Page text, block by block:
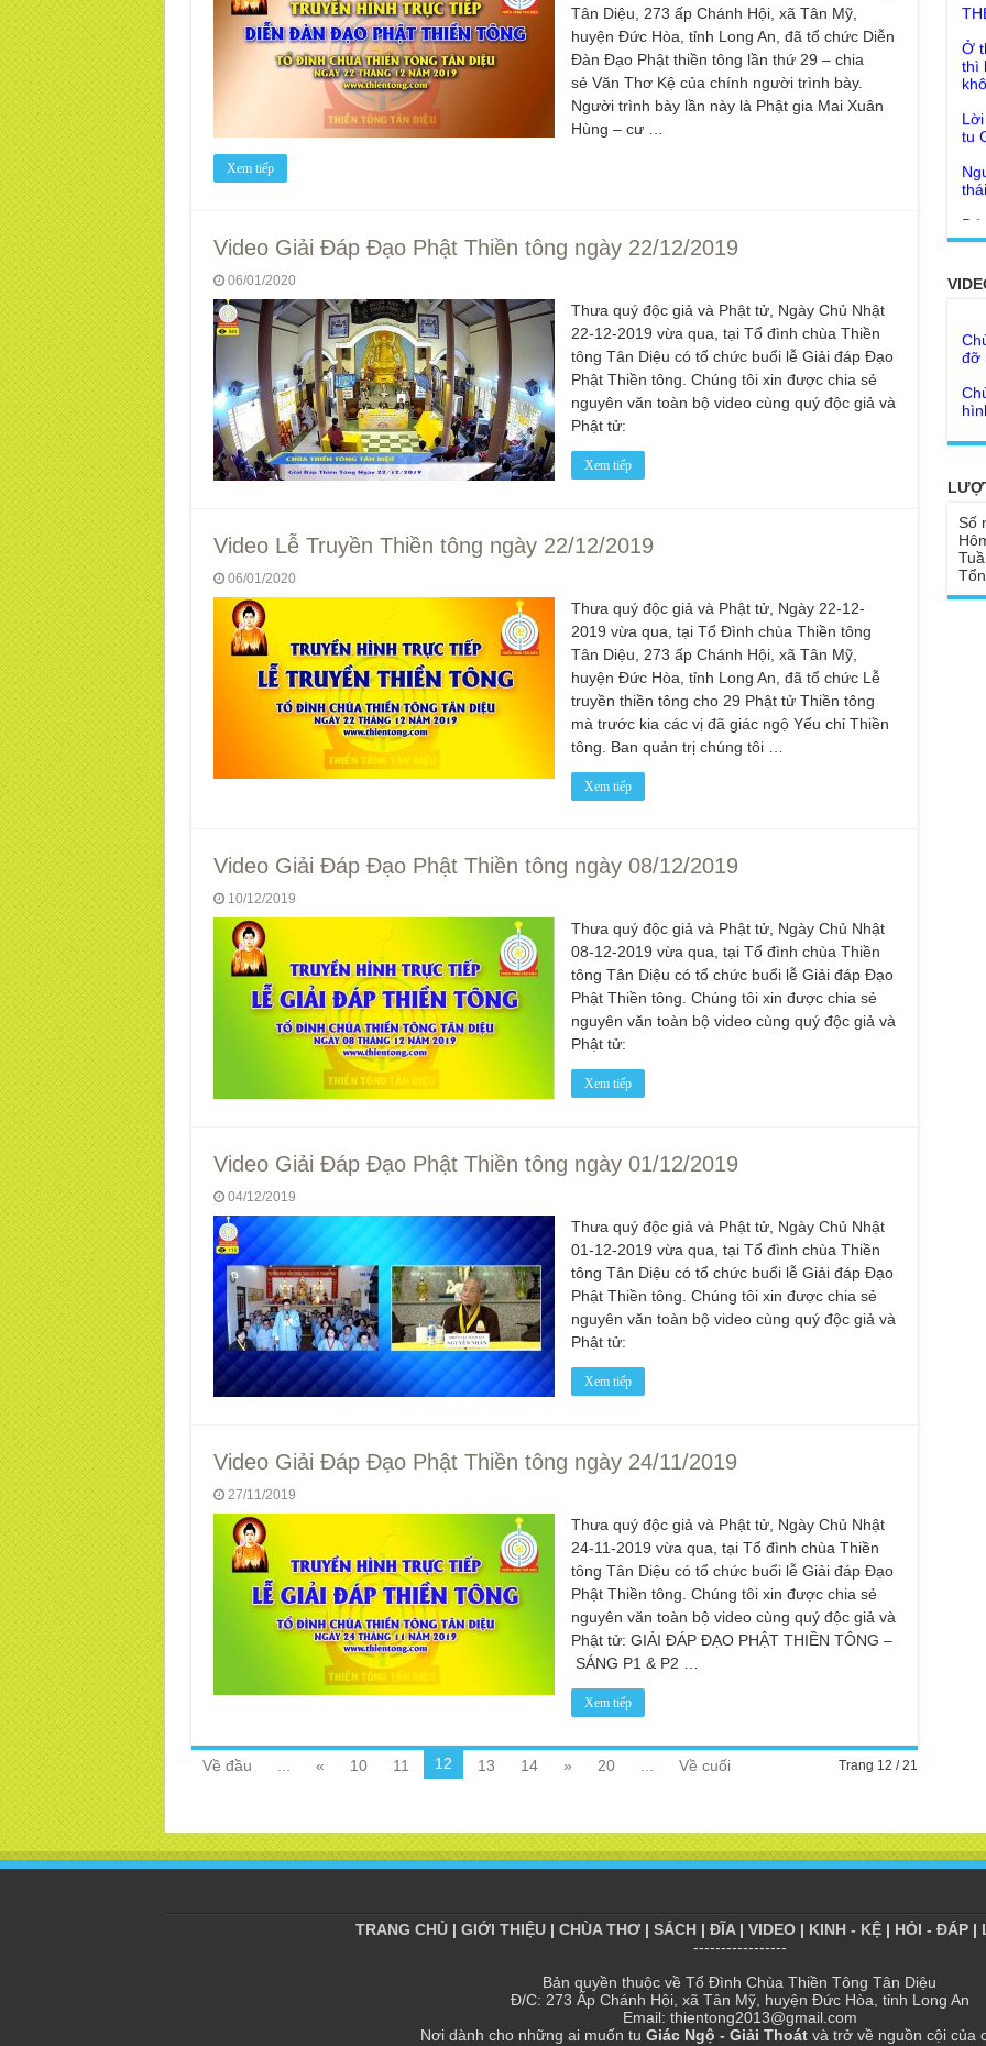
Tân Diệu, 273 ấp Chánh Hội, xã Tân Mỹ,
huyện Đức Hòa, tỉnh Long An, đã tổ chức Diễn
Đàn Đạo Phật thiền tông lần thứ 29 – chia
sẻ Văn Thơ Kệ của chính người trình bày.
Người trình bày lần này là Phật gia Mai Xuân
Hùng – cư …
Xem tiếp
Video Giải Đáp Đạo Phật Thiền tông ngày 22/12/2019
06/01/2020
Thưa quý độc giả và Phật tử, Ngày Chủ Nhật
22-12-2019 vừa qua, tại Tổ đình chùa Thiền
tông Tân Diệu có tổ chức buổi lễ Giải đáp Đạo
Phật Thiền tông. Chúng tôi xin được chia sẻ
nguyên văn toàn bộ video cùng quý độc giả và
Phật tử:
Xem tiếp
Video Lễ Truyền Thiền tông ngày 22/12/2019
06/01/2020
Thưa quý độc giả và Phật tử, Ngày 22-12-
2019 vừa qua, tại Tổ Đình chùa Thiền tông
Tân Diệu, 273 ấp Chánh Hội, xã Tân Mỹ,
huyện Đức Hòa, tỉnh Long An, đã tổ chức Lễ
truyền thiền tông cho 29 Phật tử Thiền tông
mà trước kia các vị đã giác ngộ Yếu chỉ Thiền
tông. Ban quản trị chúng tôi …
Xem tiếp
Video Giải Đáp Đạo Phật Thiền tông ngày 08/12/2019
10/12/2019
Thưa quý độc giả và Phật tử, Ngày Chủ Nhật
08-12-2019 vừa qua, tại Tổ đình chùa Thiền
tông Tân Diệu có tổ chức buổi lễ Giải đáp Đạo
Phật Thiền tông. Chúng tôi xin được chia sẻ
nguyên văn toàn bộ video cùng quý độc giả và
Phật tử:
Xem tiếp
Video Giải Đáp Đạo Phật Thiền tông ngày 01/12/2019
04/12/2019
Thưa quý độc giả và Phật tử, Ngày Chủ Nhật
01-12-2019 vừa qua, tại Tổ đình chùa Thiền
tông Tân Diệu có tổ chức buổi lễ Giải đáp Đạo
Phật Thiền tông. Chúng tôi xin được chia sẻ
nguyên văn toàn bộ video cùng quý độc giả và
Phật tử:
Xem tiếp
Video Giải Đáp Đạo Phật Thiền tông ngày 24/11/2019
27/11/2019
Thưa quý độc giả và Phật tử, Ngày Chủ Nhật
24-11-2019 vừa qua, tại Tổ đình chùa Thiền
tông Tân Diệu có tổ chức buổi lễ Giải đáp Đạo
Phật Thiền tông. Chúng tôi xin được chia sẻ
nguyên văn toàn bộ video cùng quý độc giả và
Phật tử: GIẢI ĐÁP ĐẠO PHẬT THIỀN TÔNG –
SÁNG P1 & P2 …
Xem tiếp
Trang 12 / 21
Về đầu « 10 11 12 13 14 » 20 Về cuối
Ở
Tổ
Tu
gìn
|
Số
TRANG CHỦ | GIỚI THIỆU | CHÙA THƠ | SÁCH | ĐĨA| VIDEO | KINH - KỆ | HỎI - ĐÁP |
-----------------
Bản quyền thuộc về Tổ Đình Chùa Thiền Tông Tân Diệu
Đ/C: 273 Ấp Chánh Hội, xã Tân Mỹ, huyện Đức Hòa, tỉnh Long An
Email: thientong2013@gmail.com
Nơi dành cho những ai muốn tu Giác Ngộ - Giải Thoát và trở về nguồn cội của